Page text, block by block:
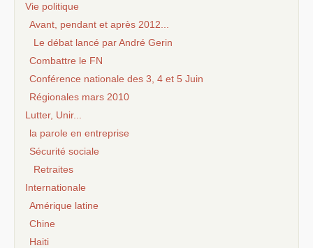
Vie politique
Avant, pendant et après 2012...
Le débat lancé par André Gerin
Combattre le FN
Conférence nationale des 3, 4 et 5 Juin
Régionales mars 2010
Lutter, Unir...
la parole en entreprise
Sécurité sociale
Retraites
Internationale
Amérique latine
Chine
Haiti